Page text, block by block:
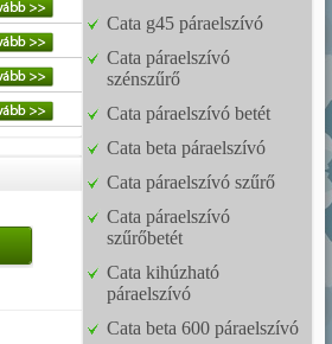
Cata g45 páraelszívó
Cata páraelszívó
szénszűrő
Cata páraelszívó betét
Cata beta páraelszívó
Cata páraelszívó szűrő
Cata páraelszívó
szűrőbetét
Cata kihúzható
páraelszívó
Cata beta 600 páraelszívó